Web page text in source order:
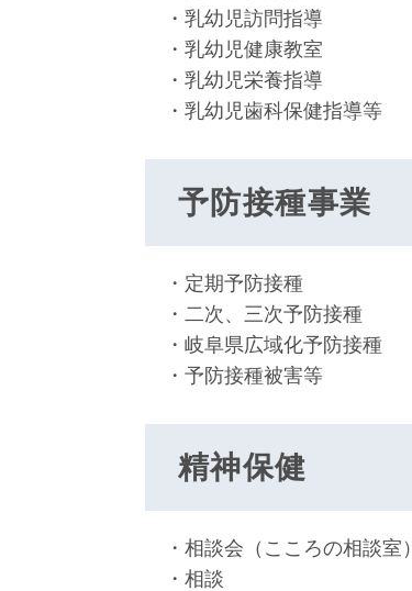
・乳幼児訪問指導
・乳幼児健康教室
・乳幼児栄養指導
・乳幼児歯科保健指導等
予防接種事業
・定期予防接種
・二次、三次予防接種
・岐阜県広域化予防接種
・予防接種被害等
精神保健
・相談会（こころの相談室）
・相談